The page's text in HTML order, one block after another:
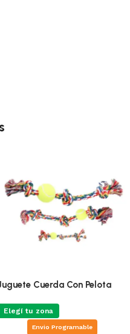
Cuerda Con Pelota
Elegí tu zona
Envio Programable